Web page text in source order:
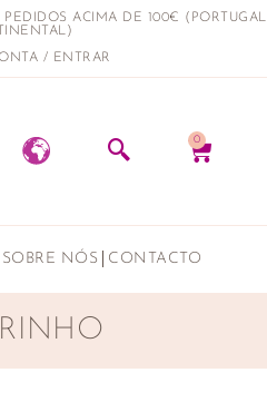
PEDIDOS ACIMA DE 100€ (PORTUGAL
/ ENTRAR
0
SOBRE NÓS CONTACTO